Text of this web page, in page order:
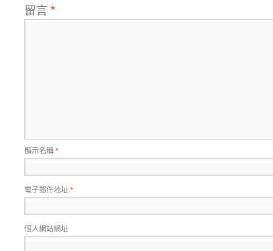
留言 *
顯示名稱*
電子郵件地址*
個人網站網址